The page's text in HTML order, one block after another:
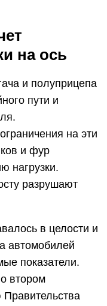
на ось
и полуприцепа
пути и
на эти
и фур
нагрузки.
разрушают
в целости и
автомобилей
показатели.
втором